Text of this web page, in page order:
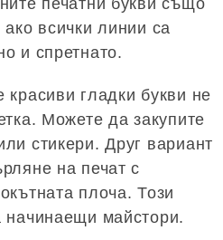
печатни букви също
всички линии са
и спретнато.
гладки букви не
Можете да закупите
стикери. Друг вариант
на печат с
плоча. Този
майстори.